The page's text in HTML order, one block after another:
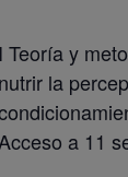
I Teoría y
nutrir la
Acceso a 11